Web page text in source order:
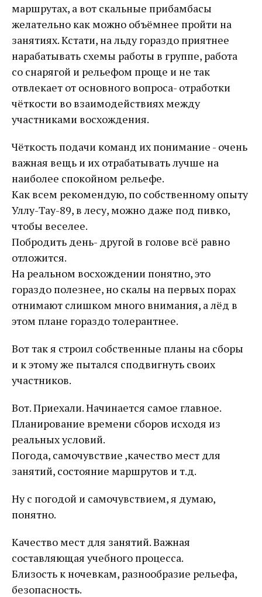
маршрутах, а вот скальные прибамбасы
желательно как можно объёмнее пройти на
занятиях. Кстати, на льду гораздо приятнее
нарабатывать схемы работы в группе, работа
со снарягой и рельефом проще и не так
отвлекает от основного вопроса- отработки
чёткости во взаимодействиях между
участниками восхождения.
Чёткость подачи команд их понимание - очень
важная вещь и их отрабатывать лучше на
наиболее спокойном рельефе.
Как всем рекомендую, по собственному опыту
Уллу-Тау-89, в лесу, можно даже под пивко,
чтобы веселее.
Побродить день- другой в голове всё равно
отложится.
На реальном восхождении понятно, это
гораздо полезнее, но скалы на первых порах
отнимают слишком много внимания, а лёд в
этом плане гораздо толерантнее.
Вот так я строил собственные планы на сборы
и к этому же пытался сподвигнуть своих
участников.
Вот. Приехали. Начинается самое главное.
Планирование времени сборов исходя из
реальных условий.
Погода, самочувствие ,качество мест для
занятий, состояние маршрутов и т.д.
Ну с погодой и самочувствием, я думаю,
понятно.
Качество мест для занятий. Важная
составляющая учебного процесса.
Близость к ночевкам, разнообразие рельефа,
безопасность.